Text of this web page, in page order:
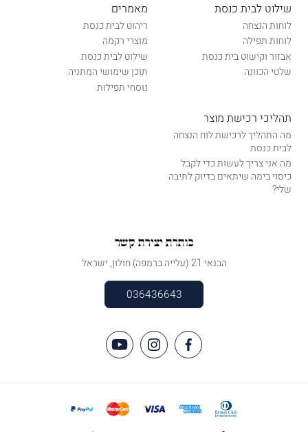
שילוט לבית כנסת
לוחות הנצחה
לוחות תפילה
אבזור וקישוט בית כנסת
שלטי הכוונה
מאמרים
ריהוט לבית כנסת
מוצרי רקמה
שילוט לבית כנסת
תוכן שימושי המתניה
נוסחי תפילות
תהליכי רכישת מוצר
מה התהליך לרכישת לוח הנצחה
לבית כנסת
מה אני צריך לעשות כדי לקבל
כיסוי בימה שיתאים בדיוק לתיבה
שלי?
כותרת יצירת קשר
הבנאי 21 (עלייה ברמפה) חולון, ישראל
036436643